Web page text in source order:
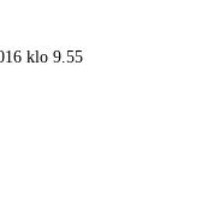
klo 9.55